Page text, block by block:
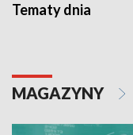
Tematy dnia
MAGAZYNY